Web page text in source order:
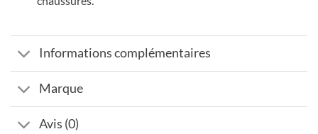
Informations complémentaires
Marque
Avis (0)